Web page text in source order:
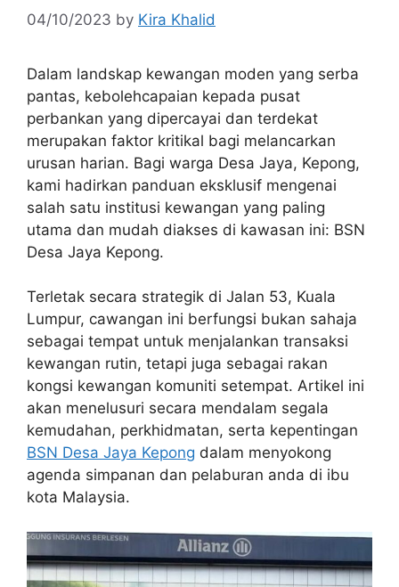
04/10/2023 by Kira Khalid
Dalam landskap kewangan moden yang serba
pantas, kebolehcapaian kepada pusat
perbankan yang dipercayai dan terdekat
merupakan faktor kritikal bagi melancarkan
urusan harian. Bagi warga Desa Jaya, Kepong,
kami hadirkan panduan eksklusif mengenai
salah satu institusi kewangan yang paling
utama dan mudah diakses di kawasan ini: BSN
Desa Jaya Kepong.
Terletak secara strategik di Jalan 53, Kuala
Lumpur, cawangan ini berfungsi bukan sahaja
sebagai tempat untuk menjalankan transaksi
kewangan rutin, tetapi juga sebagai rakan
kongsi kewangan komuniti setempat. Artikel ini
akan menelusuri secara mendalam segala
kemudahan, perkhidmatan, serta kepentingan
BSN Desa Jaya Kepong dalam menyokong
agenda simpanan dan pelaburan anda di ibu
kota Malaysia.